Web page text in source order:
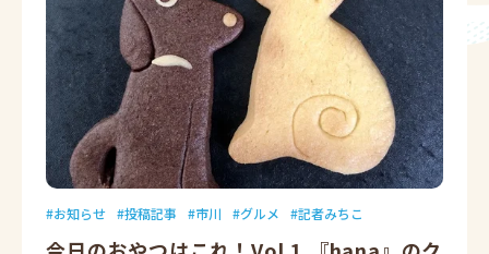
お知らせ 投稿記事 市川 グルメ 記者みちこ